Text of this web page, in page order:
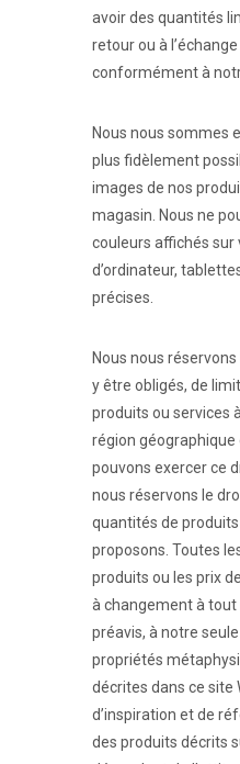
avoir des quantités
retour ou à
conformément à
Nous nous sommes
plus fidèlement
images de nos
magasin. Nous ne
couleurs affichés
d’ordinateur,
précises.
Nous nous
y être obligés, de
produits ou services
région géographique
pouvons exercer ce
nous réservons le
quantités de
proposons. Toutes
produits ou les prix
à changement à
préavis, à notre
propriétés
décrites dans ce site
d’inspiration et de
des produits décrits